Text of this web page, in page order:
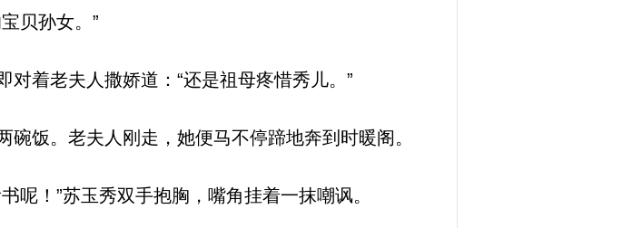
贝孙女。”
着老夫人撒娇道：“还是祖母疼惜秀儿。”
饭。老夫人刚走，她便马不停蹄地奔到时暖阁。
！”苏玉秀双手抱胸，嘴角挂着一抹嘲讽。